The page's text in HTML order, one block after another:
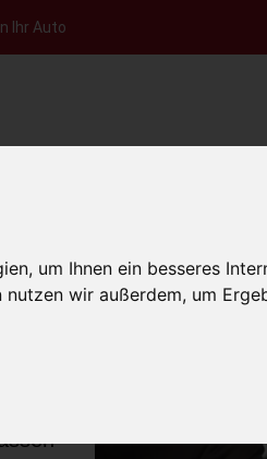
um Ihnen ein besseres
wir außerdem, um
Ihr Auto
HOME KONTAKT